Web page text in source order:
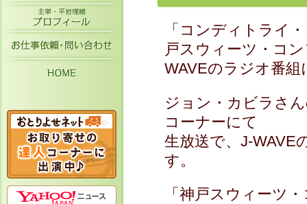
お仕事依頼・お問い合わせ
「コンディトライ
戸スウィーツ・コ
WAVEのラジオ番
ジョン・カビラさ
コーナーにて
生放送で、J-WAVE
す。
「神戸スウィーツ